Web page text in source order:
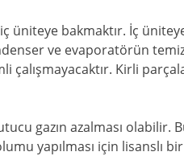
üniteye bakmaktır. İç
ve evaporatörün
çalışmayacaktır. Kirli
gazın azalması olabilir.
yapılması için lisanslı